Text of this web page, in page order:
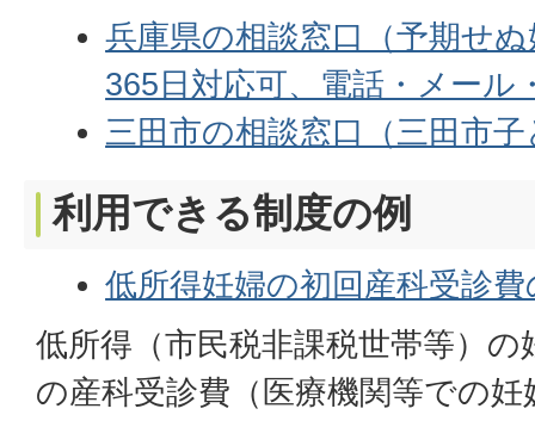
兵庫県の相談窓口（予期せ
365日対応可、電話・メール
三田市の相談窓口（三田市
利用できる制度の例
低所得妊婦の初回産科受診費
低所得（市民税非課税世帯等）
の産科受診費（医療機関等での